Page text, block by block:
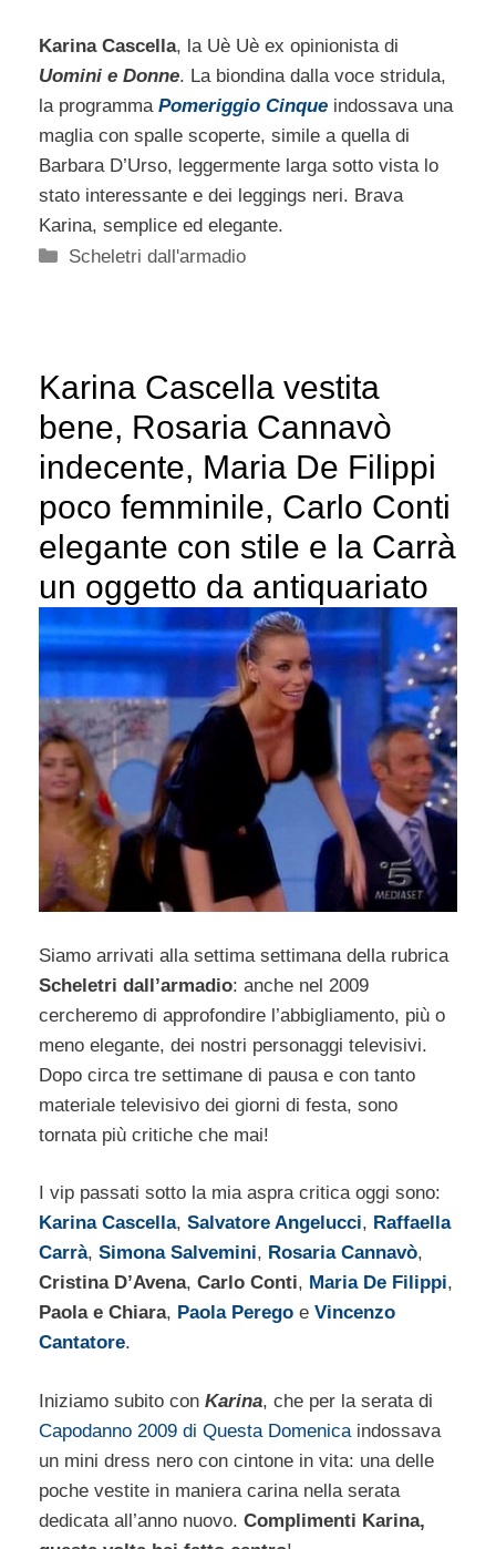
Karina Cascella, la Uè Uè ex opinionista di
Uomini e Donne. La biondina dalla voce stridula,
la programma Pomeriggio Cinque indossava una
maglia con spalle scoperte, simile a quella di
Barbara D’Urso, leggermente larga sotto vista lo
stato interessante e dei leggings neri. Brava
Karina, semplice ed elegante.
Categorie
Scheletri dall'armadio
Karina Cascella vestita
bene, Rosaria Cannavò
indecente, Maria De Filippi
poco femminile, Carlo Conti
elegante con stile e la Carrà
un oggetto da antiquariato
Siamo arrivati alla settima settimana della rubrica
Scheletri dall’armadio: anche nel 2009
cercheremo di approfondire l’abbigliamento, più o
meno elegante, dei nostri personaggi televisivi.
Dopo circa tre settimane di pausa e con tanto
materiale televisivo dei giorni di festa, sono
tornata più critiche che mai!
I vip passati sotto la mia aspra critica oggi sono:
Karina Cascella, Salvatore Angelucci, Raffaella
Carrà, Simona Salvemini, Rosaria Cannavò,
Cristina D’Avena, Carlo Conti, Maria De Filippi,
Paola e Chiara, Paola Perego e Vincenzo
Cantatore.
Iniziamo subito con Karina, che per la serata di
Capodanno 2009 di Questa Domenicaindossava
un mini dress nero con cintone in vita: una delle
poche vestite in maniera carina nella serata
dedicata all’anno nuovo. Complimenti Karina,